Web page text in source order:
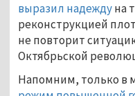
выразил надежду на
реконструкцией
не повторит
Октябрьской
Напомним, только в